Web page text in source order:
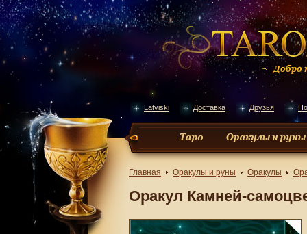
Latviski Доставка Друзья
Главная Оракулы и руны Оракулы
Оракул Камней-